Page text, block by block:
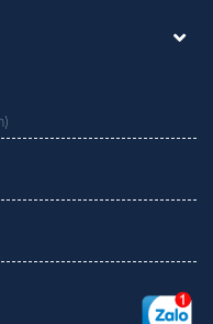
ban ngày và tích
thực hiện chức năng
tương tự như một
bao gồm vỏ bảo
ngoại, mic đàm
dây kết nối pin lưu